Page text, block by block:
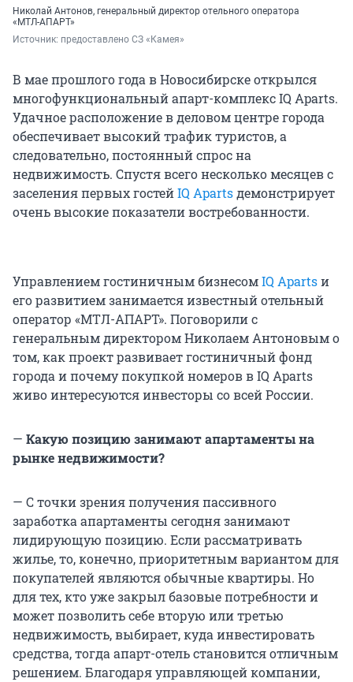
Николай Антонов, генеральный директор отельного оператора
«МТЛ-АПАРТ»
Источник: предоставлено СЗ «Камея»
В мае прошлого года в Новосибирске открылся
многофункциональный апарт-комплекс IQ Aparts.
Удачное расположение в деловом центре города
обеспечивает высокий трафик туристов, а
следовательно, постоянный спрос на
недвижимость. Спустя всего несколько месяцев с
заселения первых гостейIQ Apartsдемонстрирует
очень высокие показатели востребованности.
Управлением гостиничным бизнесомIQ Apartsи
его развитием занимается известный отельный
оператор «МТЛ-АПАРТ». Поговорили с
генеральным директором Николаем Антоновым о
том, как проект развивает гостиничный фонд
города и почему покупкой номеров в IQ Aparts
живо интересуются инвесторы со всей России.
— Какую позицию занимают апартаменты на
рынке недвижимости?
— С точки зрения получения пассивного
заработка апартаменты сегодня занимают
лидирующую позицию. Если рассматривать
жилье, то, конечно, приоритетным вариантом для
покупателей являются обычные квартиры. Но
для тех, кто уже закрыл базовые потребности и
может позволить себе вторую или третью
недвижимость, выбирает, куда инвестировать
средства, тогда апарт-отель становится отличным
решением. Благодаря управляющей компании,